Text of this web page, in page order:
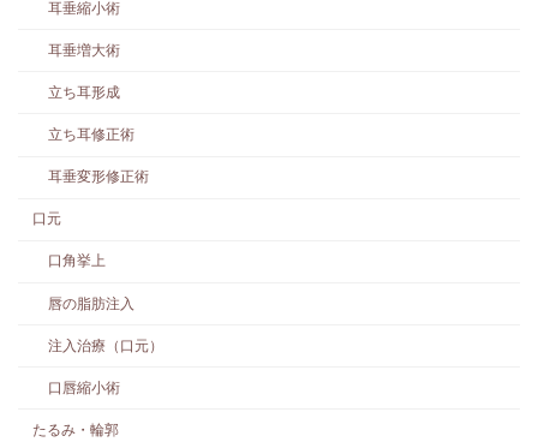
耳垂縮小術
耳垂増大術
立ち耳形成
立ち耳修正術
耳垂変形修正術
口元
口角挙上
唇の脂肪注入
注入治療（口元）
口唇縮小術
たるみ・輪郭